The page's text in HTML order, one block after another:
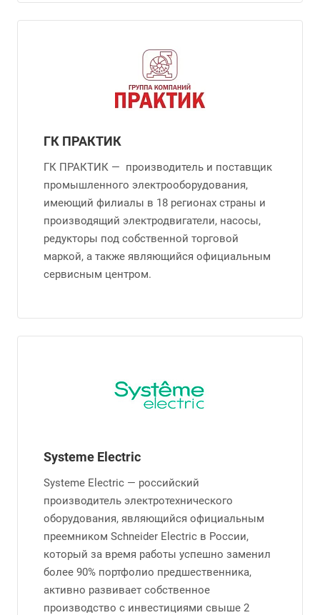
ГК ПРАКТИК
ГК ПРАКТИК — производитель и поставщик
промышленного электрооборудования,
имеющий филиалы в 18 регионах страны и
производящий электродвигатели, насосы,
редукторы под собственной торговой
маркой, а также являющийся официальным
сервисным центром.
Systeme Electric
Systeme Electric — российский
производитель электротехнического
оборудования, являющийся официальным
преемником Schneider Electric в России,
который за время работы успешно заменил
более 90% портфолио предшественника,
активно развивает собственное
производство с инвестициями свыше 2